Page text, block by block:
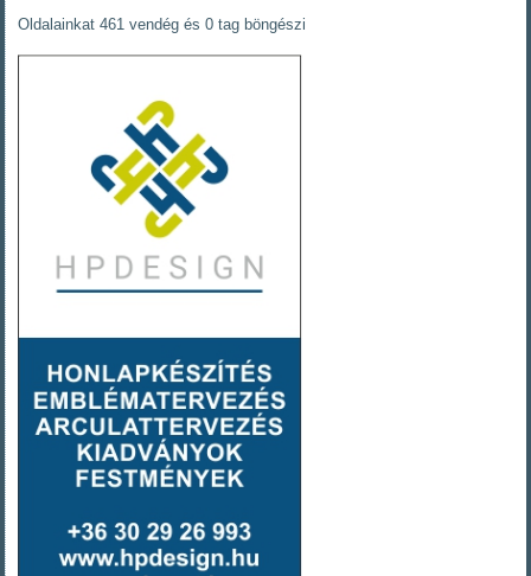
Oldalainkat 461 vendég és 0 tag böngészi